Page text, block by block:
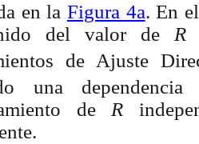
en la Figura 4a. En
del valor de
de Ajuste
una
de R